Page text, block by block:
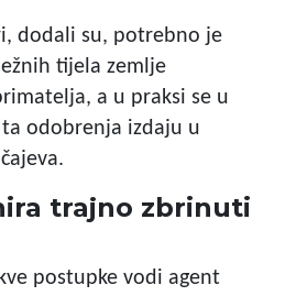
dodali su, potrebno je
tijela zemlje
a u praksi se u
odobrenja izdaju u
trajno zbrinuti
postupke vodi agent